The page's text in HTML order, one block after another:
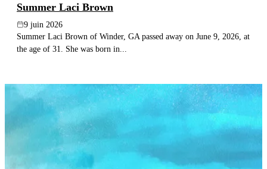
Summer Laci Brown
9 juin 2026
Summer Laci Brown of Winder, GA passed away on June 9, 2026, at
the age of 31. She was born in...